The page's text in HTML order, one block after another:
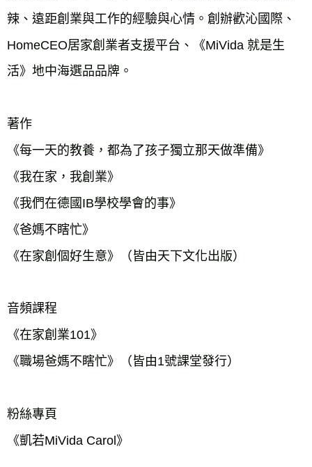
辣、遠距創業與工作的經驗與心情。創辦歡沁國際、
HomeCEO居家創業者支援平台、《MiVida 就是生
活》地中海選品品牌。
著作
《每一天的教養，都為了孩子獨立那天做準備》
《我在家，我創業》
《我們在德國IB學校學會的事》
《爸媽不瞎忙》
《在家創個好生意》（皆由天下文化出版）
音頻課程
《在家創業101》
《職場爸媽不瞎忙》（皆由1號課堂發行）
粉絲專頁
《凱若MiVida Carol》